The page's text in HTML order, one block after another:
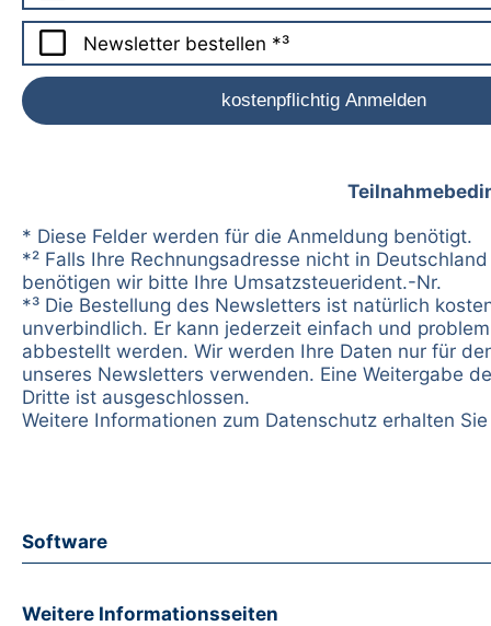
Newsletter bestellen *³
* Diese Felder werden für die Anmeldung benötigt.
*² Falls Ihre Rechnungsadresse nicht in
benötigen wir bitte Ihre Umsatzsteuerident.-Nr.
*³ Die Bestellung des Newsletters ist natürlich
unverbindlich. Er kann jederzeit einfach und
abbestellt werden. Wir werden Ihre Daten nur für
unseres Newsletters verwenden. Eine Weitergabe
Dritte ist ausgeschlossen.
Weitere Informationen zum Datenschutz erhalten
Software
Weitere Informationsseiten